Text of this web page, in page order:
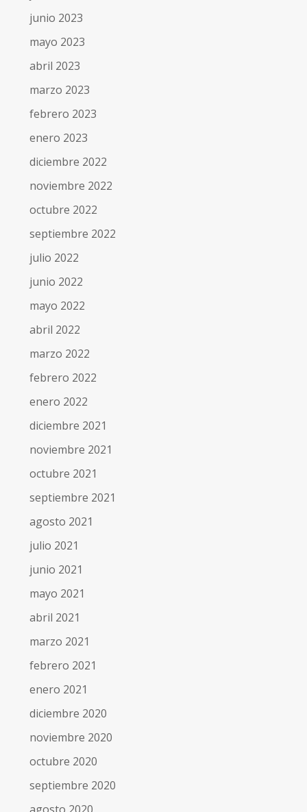
junio 2023
mayo 2023
abril 2023
marzo 2023
febrero 2023
enero 2023
diciembre 2022
noviembre 2022
octubre 2022
septiembre 2022
julio 2022
junio 2022
mayo 2022
abril 2022
marzo 2022
febrero 2022
enero 2022
diciembre 2021
noviembre 2021
octubre 2021
septiembre 2021
agosto 2021
julio 2021
junio 2021
mayo 2021
abril 2021
marzo 2021
febrero 2021
enero 2021
diciembre 2020
noviembre 2020
octubre 2020
septiembre 2020